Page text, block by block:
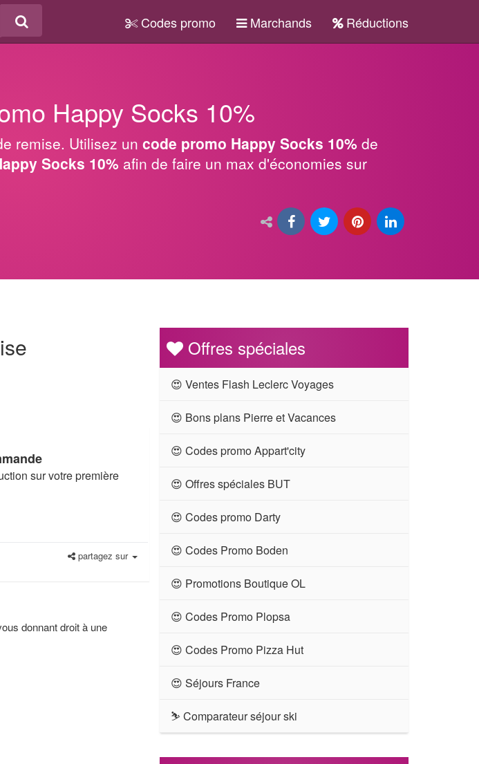
Codes promo Marchands Réductions
Happy Socks 10%
remise. Utilisez un code promo Happy Socks 10% de
Socks 10% afin de faire un max d'économies sur
sur votre première
partagez sur
donnant droit à une
Offres spéciales
😍 Ventes Flash Leclerc Voyages
😍 Bons plans Pierre et Vacances
😍 Codes promo Appart'city
😍 Offres spéciales BUT
😍 Codes promo Darty
😍 Codes Promo Boden
😍 Promotions Boutique OL
😍 Codes Promo Plopsa
😍 Codes Promo Pizza Hut
😍 Séjours France
⛷ Comparateur séjour ski